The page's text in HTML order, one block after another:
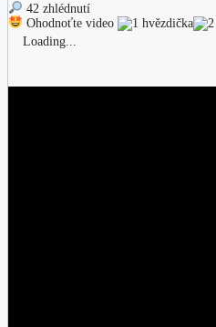
42 zhlédnutí
Ohodnoťte video
Loading...